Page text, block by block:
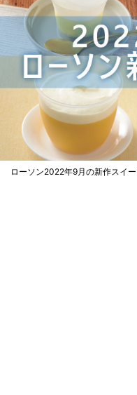
ローソン2022年9月の新作スイ